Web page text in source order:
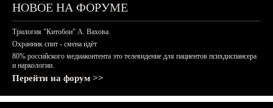
НОВОЕ НА ФОРУМЕ
Трилогия "Китобои" А. Вахова.
Охранник спит - смена идёт
80% российского медиаконтента это телевидение для пациентов психдиспансера
и наркологии.
Перейти на форум >>